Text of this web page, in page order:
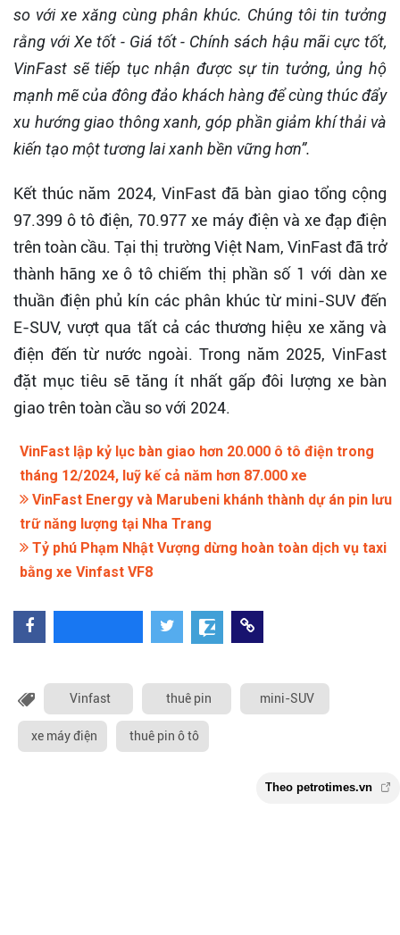
so với xe xăng cùng phân khúc. Chúng tôi tin tưởng
rằng với Xe tốt - Giá tốt - Chính sách hậu mãi cực tốt,
VinFast sẽ tiếp tục nhận được sự tin tưởng, ủng hộ
mạnh mẽ của đông đảo khách hàng để cùng thúc đẩy
xu hướng giao thông xanh, góp phần giảm khí thải và
kiến tạo một tương lai xanh bền vững hơn”.
Kết thúc năm 2024, VinFast đã bàn giao tổng cộng
97.399 ô tô điện, 70.977 xe máy điện và xe đạp điện
trên toàn cầu. Tại thị trường Việt Nam, VinFast đã trở
thành hãng xe ô tô chiếm thị phần số 1 với dàn xe
thuần điện phủ kín các phân khúc từ mini-SUV đến
E-SUV, vượt qua tất cả các thương hiệu xe xăng và
điện đến từ nước ngoài. Trong năm 2025, VinFast
đặt mục tiêu sẽ tăng ít nhất gấp đôi lượng xe bàn
giao trên toàn cầu so với 2024.
VinFast lập kỷ lục bàn giao hơn 20.000 ô tô điện trong
tháng 12/2024, luỹ kế cả năm hơn 87.000 xe
VinFast Energy và Marubeni khánh thành dự án pin lưu
trữ năng lượng tại Nha Trang
Tỷ phú Phạm Nhật Vượng dừng hoàn toàn dịch vụ taxi
bằng xe Vinfast VF8
Vinfast thuê pin mini-SUV
xe máy điện thuê pin ô tô